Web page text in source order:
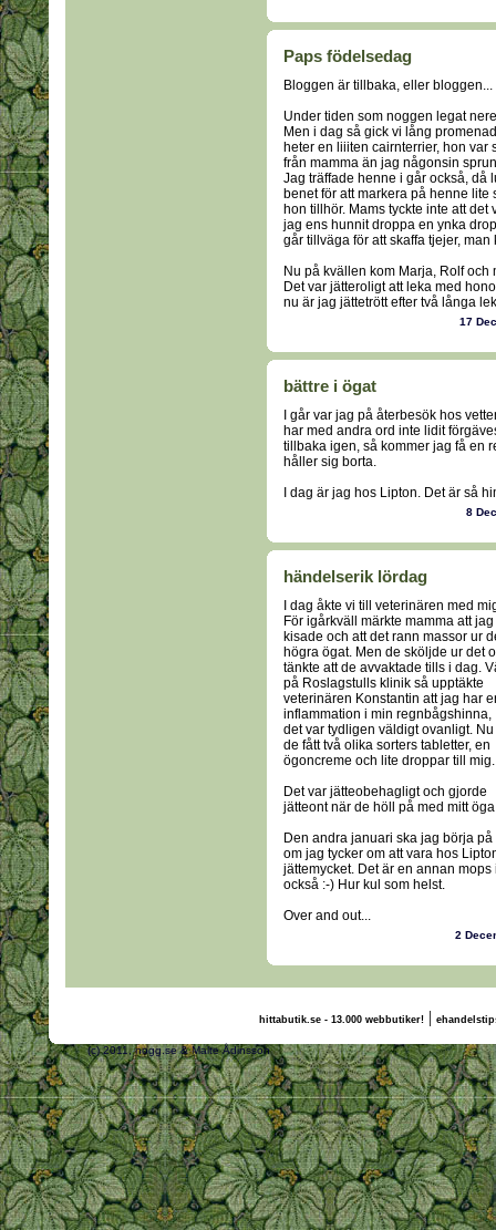
Paps födelsedag
Bloggen är tillbaka, eller
Under tiden som noggen legat
Men i dag så gick vi lång
heter en liiiten cairnterrier, hon
från mamma än jag någonsin
Jag träffade henne i går också, då
benet för att markera på henne
hon tillhör. Mams tyckte inte att
jag ens hunnit droppa en ynka
går tillväga för att skaffa tjejer,
Nu på kvällen kom Marja, Rolf
Det var jätteroligt att leka med
nu är jag jättetrött efter två långa
17
bättre i ögat
I går var jag på återbesök hos
har med andra ord inte lidit
tillbaka igen, så kommer jag få en
håller sig borta.
I dag är jag hos Lipton. Det är så
8
händelserik lördag
I dag åkte vi till veterinären med
För igårkväll märkte mamma att jag
kisade och att det rann massor ur
högra ögat. Men de sköljde ur det
tänkte att de avvaktade tills i dag.
på Roslagstulls klinik så upptäkte
veterinären Konstantin att jag har
inflammation i min regnbågshinna,
det var tydligen väldigt ovanligt.
de fått två olika sorters tabletter, en
ögoncreme och lite droppar till mig.
Det var jätteobehagligt och gjorde
jätteont när de höll på med mitt
Den andra januari ska jag börja
om jag tycker om att vara hos
jättemycket. Det är en annan
också :-) Hur kul som helst.
Over and out...
2
hittabutik.se - 13.000 webbutiker!|
(c) 2011, nogg.se & Malte Ådinsson